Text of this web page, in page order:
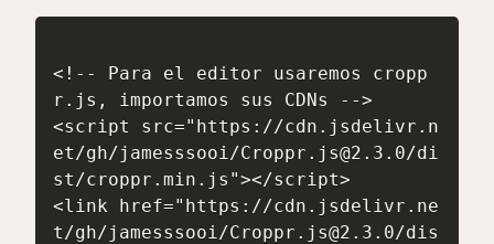
<!-- Para el editor usaremos cropp
r.js, importamos sus CDNs -->
<script src="https://cdn.jsdelivr.n
et/gh/jamesssooi/Croppr.js@2.3.0/di
st/croppr.min.js"></script>
<link href="https://cdn.jsdelivr.ne
t/gh/jamesssooi/Croppr.js@2.3.0/dis